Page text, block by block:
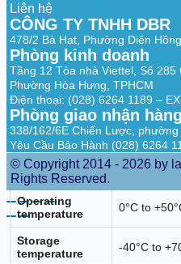
Fan
Cooling Air cooling,
Acoustic noise 25°C
Mounting
options
Rack
Hot swapping
of cables
Service
cables
MTBF 400,000
Operating
temperature
0°C to
Storage
temperature
-40°C to
Liên hệ
CÔNG TY TNHH DBR
478/2 Bà Hạt, Phường Diên
Phòng kinh doanh
Tầng 12 Tòa nhà Viettel, Số 285
Phường Hòa Hưng, TPHCM
Điện thoại: (028) 6264 1189 –
Phòng giao nhận hàng
338/162/6E Chiến Lược,
Yêu Cầu Bảo Hành (028) 6264
© Copyright 2014 - 2026 by
Rights Reserved.